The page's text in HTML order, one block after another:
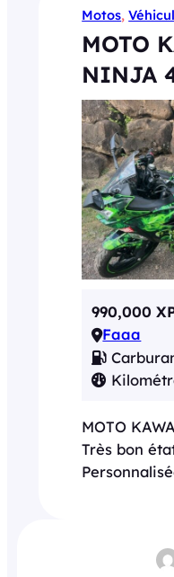
Motos,
MOTO
NINJA
990,000
Faaa
MOTO
Très bon